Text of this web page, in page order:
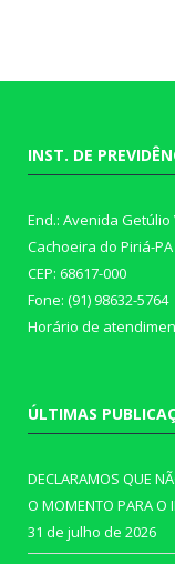
INST. DE
End.: Avenida
Cachoeira do Piriá-PA
CEP: 68617-000
Fone: (91) 98632-5764
Horário de
ÚLTIMAS
DECLARAMOS QUE
O MOMENTO PARA O
31 de julho de 2026